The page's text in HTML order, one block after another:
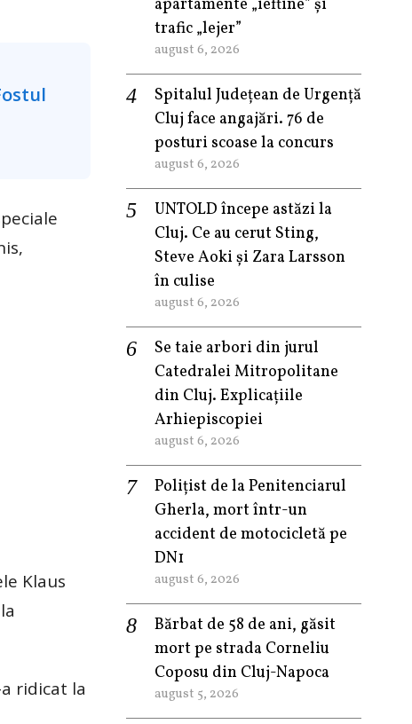
Klaus
ridicat la
apartamente „ieftine” și
trafic „lejer”
august 6, 2026
Spitalul Județean de Urgență
Cluj face angajări. 76 de
posturi scoase la concurs
august 6, 2026
UNTOLD începe astăzi la
Cluj. Ce au cerut Sting,
Steve Aoki și Zara Larsson
în culise
august 6, 2026
Se taie arbori din jurul
Catedralei Mitropolitane
din Cluj. Explicațiile
Arhiepiscopiei
august 6, 2026
Polițist de la Penitenciarul
Gherla, mort într-un
accident de motocicletă pe
DN1
august 6, 2026
Bărbat de 58 de ani, găsit
mort pe strada Corneliu
Coposu din Cluj-Napoca
august 5, 2026